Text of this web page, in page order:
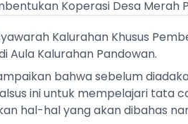
Kalurahan Khusus
Aula Kalurahan Pandowan.
bahwa sebelum
ini untuk mempelajari tata
hal-hal yang akan dibahas